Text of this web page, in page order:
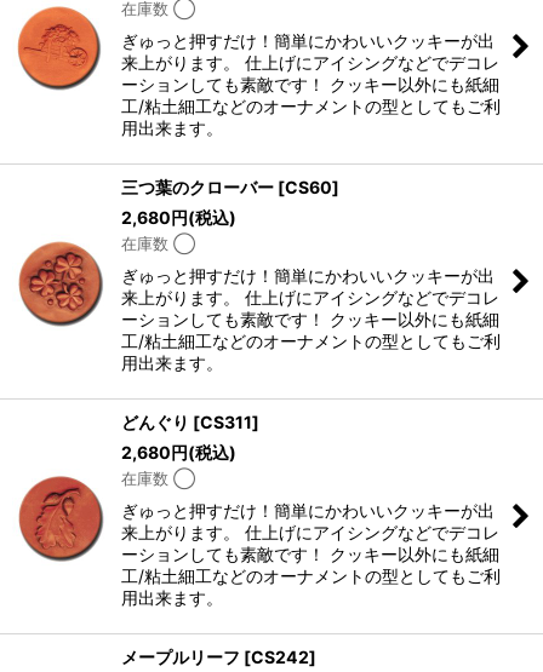
在庫数 ◯
ぎゅっと押すだけ！簡単にかわいいクッキーが出
来上がります。 仕上げにアイシングなどでデコレ
ーションしても素敵です！ クッキー以外にも紙細
工/粘土細工などのオーナメントの型としてもご利
用出来ます。
三つ葉のクローバー [CS60]
2,680円(税込)
在庫数 ◯
ぎゅっと押すだけ！簡単にかわいいクッキーが出
来上がります。 仕上げにアイシングなどでデコレ
ーションしても素敵です！ クッキー以外にも紙細
工/粘土細工などのオーナメントの型としてもご利
用出来ます。
どんぐり [CS311]
2,680円(税込)
在庫数 ◯
ぎゅっと押すだけ！簡単にかわいいクッキーが出
来上がります。 仕上げにアイシングなどでデコレ
ーションしても素敵です！ クッキー以外にも紙細
工/粘土細工などのオーナメントの型としてもご利
用出来ます。
メープルリーフ [CS242]